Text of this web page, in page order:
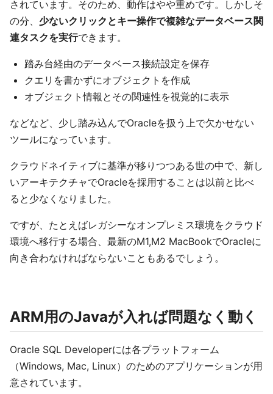
されています。そのため、動作はやや重めです。しかしそ
の分、 少ないクリックとキー操作で複雑なデータベース関
連タスクを実行できます。
踏み台経由のデータベース接続設定を保存
クエリを書かずにオブジェクトを作成
オブジェクト情報とその関連性を視覚的に表示
などなど、少し踏み込んでOracleを扱う上で欠かせない
ツールになっています。
クラウドネイティブに基準が移りつつある世の中で、新し
いアーキテクチャでOracleを採用することは以前と比べ
ると少なくなりました。
ですが、たとえばレガシーなオンプレミス環境をクラウド
環境へ移行する場合、最新のM1,M2 MacBookでOracleに
向き合わなければならないこともあるでしょう。
ARM用のJavaが入れば問題なく動く
Oracle SQL Developerには各プラットフォーム
（Windows, Mac, Linux）のためのアプリケーションが用
意されています。